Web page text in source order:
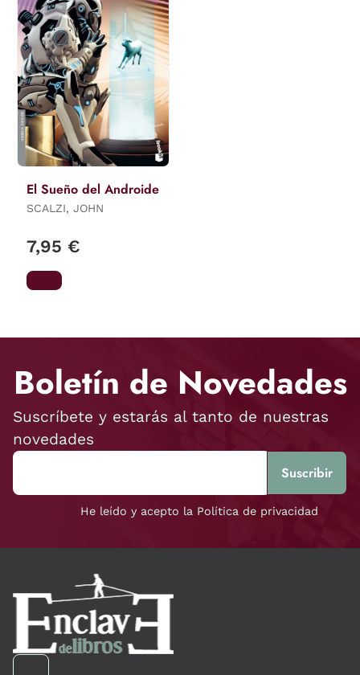
El Sueño del Androide
SCALZI, JOHN
7,95 €
Boletín de Novedades
Suscríbete y estarás al tanto de nuestras
novedades
He leído y acepto la Política de privacidad